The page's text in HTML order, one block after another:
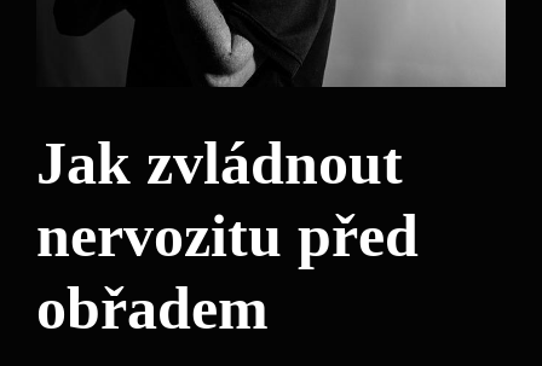
Jak zvládnout
nervozitu před
obřadem